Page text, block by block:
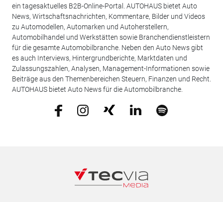
ein tagesaktuelles B2B-Online-Portal. AUTOHAUS bietet Auto
News, Wirtschaftsnachrichten, Kommentare, Bilder und Videos
zu Automodellen, Automarken und Autoherstellern,
Automobilhandel und Werkstätten sowie Branchendienstleistern
für die gesamte Automobilbranche. Neben den Auto News gibt
es auch Interviews, Hintergrundberichte, Marktdaten und
Zulassungszahlen, Analysen, Management-Informationen sowie
Beiträge aus den Themenbereichen Steuern, Finanzen und Recht.
AUTOHAUS bietet Auto News für die Automobilbranche.